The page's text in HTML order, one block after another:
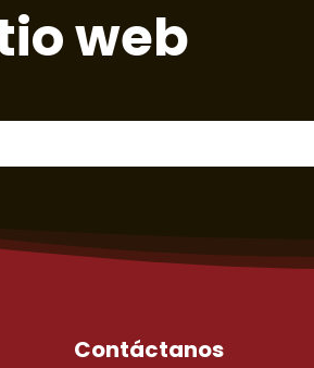
web
Contáctanos